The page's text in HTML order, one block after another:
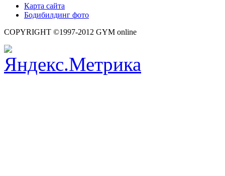
Карта сайта
Бодибилдинг фото
COPYRIGHT ©1997-2012 GYM online